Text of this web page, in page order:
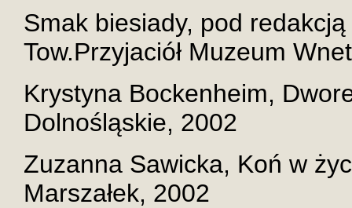
Smak biesiady, pod
Tow.Przyjaciół Muzeum
Krystyna Bockenheim,
Dolnośląskie, 2002
Zuzanna Sawicka, Koń w
Marszałek, 2002